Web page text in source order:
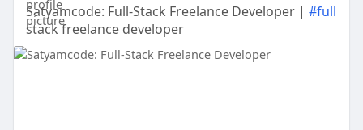
Satyamcode: Full-Stack Freelance Developer | #full
stack freelance developer